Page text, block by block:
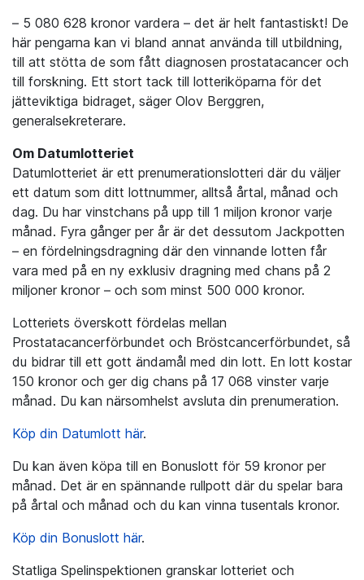
– 5 080 628 kronor vardera – det är helt fantastiskt! De
här pengarna kan vi bland annat använda till utbildning,
till att stötta de som fått diagnosen prostatacancer och
till forskning. Ett stort tack till lotteriköparna för det
jätteviktiga bidraget, säger Olov Berggren,
generalsekreterare.
Om Datumlotteriet
Datumlotteriet är ett prenumerationslotteri där du väljer
ett datum som ditt lottnummer, alltså årtal, månad och
dag. Du har vinstchans på upp till 1 miljon kronor varje
månad. Fyra gånger per år är det dessutom Jackpotten
– en fördelningsdragning där den vinnande lotten får
vara med på en ny exklusiv dragning med chans på 2
miljoner kronor – och som minst 500 000 kronor.
Lotteriets överskott fördelas mellan
Prostatacancerförbundet och Bröstcancerförbundet, så
du bidrar till ett gott ändamål med din lott. En lott kostar
150 kronor och ger dig chans på 17 068 vinster varje
månad. Du kan närsomhelst avsluta din prenumeration.
Köp din Datumlott här.
Du kan även köpa till en Bonuslott för 59 kronor per
månad. Det är en spännande rullpott där du spelar bara
på årtal och månad och du kan vinna tusentals kronor.
Köp din Bonuslott här.
Statliga Spelinspektionen granskar lotteriet och